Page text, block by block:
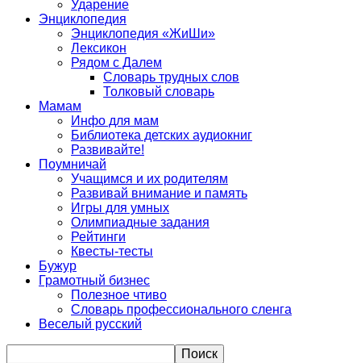
Ударение
Энциклопедия
Энциклопедия «ЖиШи»
Лексикон
Рядом с Далем
Словарь трудных слов
Толковый словарь
Мамам
Инфо для мам
Библиотека детских аудиокниг
Развивайте!
Поумничай
Учащимся и их родителям
Развивай внимание и память
Игры для умных
Олимпиадные задания
Рейтинги
Квесты-тесты
Бужур
Грамотный бизнес
Полезное чтиво
Словарь профессионального сленга
Веселый русский